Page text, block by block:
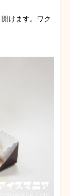
けます。ワク